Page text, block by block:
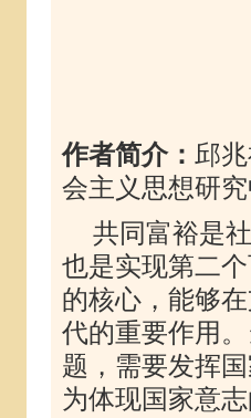
作者简介： 邱
会主义思想研
共同富裕是
也是实现第二
的核心，能够
代的重要作用
题，需要发挥
为体现国家意